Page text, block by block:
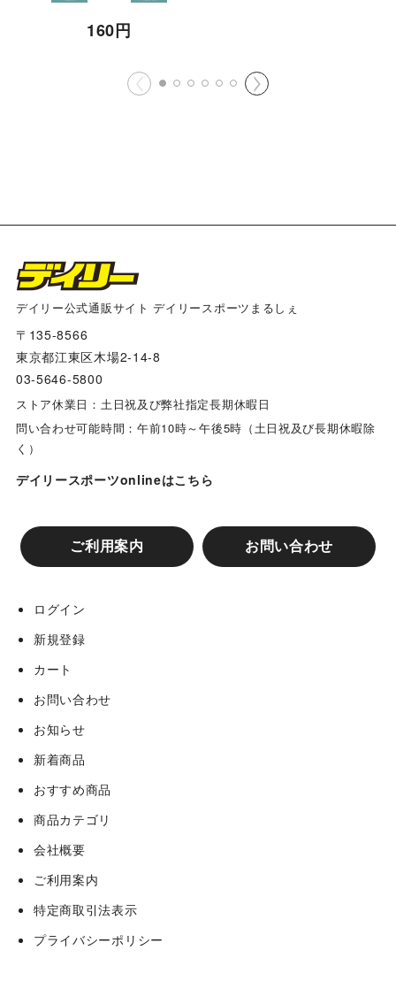
160円
デイリー公式通販サイト デイリースポーツまるしぇ
〒135-8566
東京都江東区木場2-14-8
03-5646-5800
ストア休業日：土日祝及び弊社指定長期休暇日
問い合わせ可能時間：午前10時～午後5時（土日祝及び長期休暇除
く）
デイリースポーツonlineはこちら
ご利用案内 お問い合わせ
ログイン
新規登録
カート
お問い合わせ
お知らせ
新着商品
おすすめ商品
商品カテゴリ
会社概要
ご利用案内
特定商取引法表示
プライバシーポリシー